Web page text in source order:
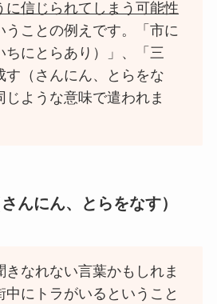
に信じられてしまう可能性
うことの例えです。「市に
ちにとらあり）」、「三
す（さんにん、とらをな
じような意味で遣われま
んにん、とらをなす）
きなれない言葉かもしれま
中にトラがいるということ